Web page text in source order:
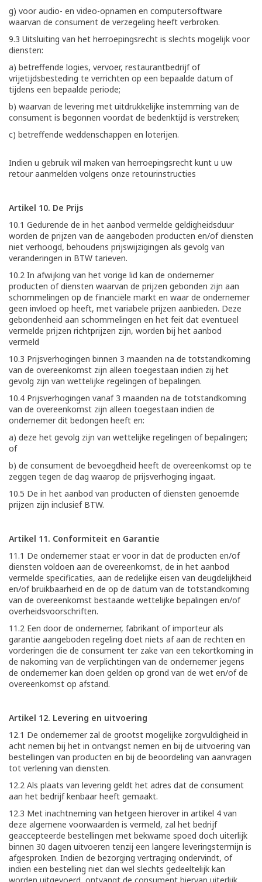
g) voor audio- en video-opnamen en computersoftware
waarvan de consument de verzegeling heeft verbroken.
9.3 Uitsluiting van het herroepingsrecht is slechts mogelijk voor
diensten:
a) betreffende logies, vervoer, restaurantbedrijf of
vrijetijdsbesteding te verrichten op een bepaalde datum of
tijdens een bepaalde periode;
b) waarvan de levering met uitdrukkelijke instemming van de
consument is begonnen voordat de bedenktijd is verstreken;
c) betreffende weddenschappen en loterijen.
Indien u gebruik wil maken van herroepingsrecht kunt u uw
retour aanmelden volgens onze retourinstructies
Artikel 10. De Prijs
10.1 Gedurende de in het aanbod vermelde geldigheidsduur
worden de prijzen van de aangeboden producten en/of diensten
niet verhoogd, behoudens prijswijzigingen als gevolg van
veranderingen in BTW tarieven.
10.2 In afwijking van het vorige lid kan de ondernemer
producten of diensten waarvan de prijzen gebonden zijn aan
schommelingen op de financiële markt en waar de ondernemer
geen invloed op heeft, met variabele prijzen aanbieden. Deze
gebondenheid aan schommelingen en het feit dat eventueel
vermelde prijzen richtprijzen zijn, worden bij het aanbod
vermeld
10.3 Prijsverhogingen binnen 3 maanden na de totstandkoming
van de overeenkomst zijn alleen toegestaan indien zij het
gevolg zijn van wettelijke regelingen of bepalingen.
10.4 Prijsverhogingen vanaf 3 maanden na de totstandkoming
van de overeenkomst zijn alleen toegestaan indien de
ondernemer dit bedongen heeft en:
a) deze het gevolg zijn van wettelijke regelingen of bepalingen;
of
b) de consument de bevoegdheid heeft de overeenkomst op te
zeggen tegen de dag waarop de prijsverhoging ingaat.
10.5 De in het aanbod van producten of diensten genoemde
prijzen zijn inclusief BTW.
Artikel 11. Conformiteit en Garantie
11.1 De ondernemer staat er voor in dat de producten en/of
diensten voldoen aan de overeenkomst, de in het aanbod
vermelde specificaties, aan de redelijke eisen van deugdelijkheid
en/of bruikbaarheid en de op de datum van de totstandkoming
van de overeenkomst bestaande wettelijke bepalingen en/of
overheidsvoorschriften.
11.2 Een door de ondernemer, fabrikant of importeur als
garantie aangeboden regeling doet niets af aan de rechten en
vorderingen die de consument ter zake van een tekortkoming in
de nakoming van de verplichtingen van de ondernemer jegens
de ondernemer kan doen gelden op grond van de wet en/of de
overeenkomst op afstand.
Artikel 12. Levering en uitvoering
12.1 De ondernemer zal de grootst mogelijke zorgvuldigheid in
acht nemen bij het in ontvangst nemen en bij de uitvoering van
bestellingen van producten en bij de beoordeling van aanvragen
tot verlening van diensten.
12.2 Als plaats van levering geldt het adres dat de consument
aan het bedrijf kenbaar heeft gemaakt.
12.3 Met inachtneming van hetgeen hierover in artikel 4 van
deze algemene voorwaarden is vermeld, zal het bedrijf
geaccepteerde bestellingen met bekwame spoed doch uiterlijk
binnen 30 dagen uitvoeren tenzij een langere leveringstermijn is
afgesproken. Indien de bezorging vertraging ondervindt, of
indien een bestelling niet dan wel slechts gedeeltelijk kan